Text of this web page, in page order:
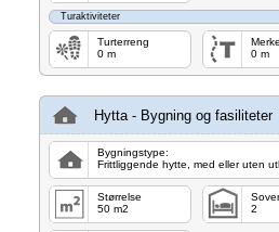
Turaktiviteter
Turterreng
0 m
0 m
Hytta - Bygning og fasiliteter
Bygningstype:
Frittliggende hytte, med eller uten
Størrelse
50 m2
2